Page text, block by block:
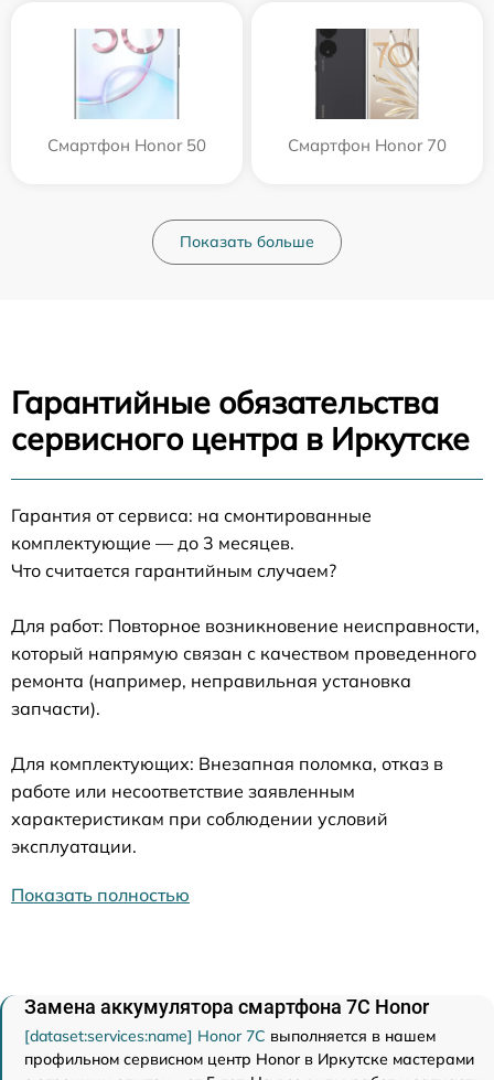
Смартфон Honor 50 Смартфон Honor 70
Показать больше
Гарантийные обязательства
сервисного центра в Иркутске
Гарантия от сервиса: на смонтированные
комплектующие — до 3 месяцев.
Что считается гарантийным случаем?
Для работ: Повторное возникновение неисправности,
который напрямую связан с качеством проведенного
ремонта (например, неправильная установка
запчасти).
Для комплектующих: Внезапная поломка, отказ в
работе или несоответствие заявленным
характеристикам при соблюдении условий
эксплуатации.
Показать полностью
Замена аккумулятора смартфона 7C Honor
[dataset:services:name] Honor 7C выполняется в нашем
профильном сервисном центр Honor в Иркутске мастерами